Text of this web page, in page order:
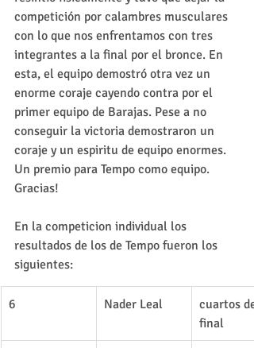
competición por calambres musculares
con lo que nos enfrentamos con tres
integrantes a la final por el bronce. En
esta, el equipo demostró otra vez un
enorme coraje cayendo contra por el
primer equipo de Barajas. Pese a no
conseguir la victoria demostraron un
coraje y un espiritu de equipo enormes.
Un premio para Tempo como equipo.
Gracias!
En la competicion individual los
resultados de los de Tempo fueron los
siguientes:
6 Nader Leal
cuartos de
final